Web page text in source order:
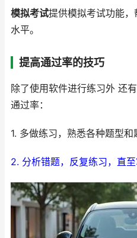
模拟考试提供模拟考试功能
水平。
提高通过率的技巧
除了使用软件进行练习外 还
通过率：
1. 多做练习，熟悉各种题型和
2. 分析错题，反复练习，直至